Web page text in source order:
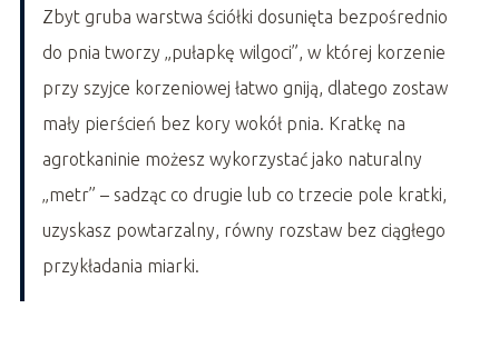
Zbyt gruba warstwa ściółki dosunięta bezpośrednio
do pnia tworzy „pułapkę wilgoci”, w której korzenie
przy szyjce korzeniowej łatwo gniją, dlatego zostaw
mały pierścień bez kory wokół pnia. Kratkę na
agrotkaninie możesz wykorzystać jako naturalny
„metr” – sadząc co drugie lub co trzecie pole kratki,
uzyskasz powtarzalny, równy rozstaw bez ciągłego
przykładania miarki.